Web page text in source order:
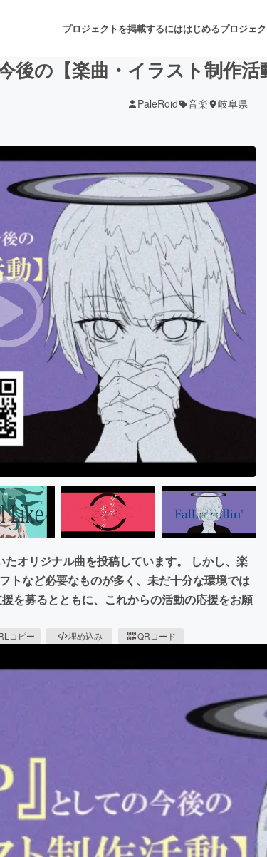
プロジェクトを掲載するにははじめるプロジェ
音楽 舞台・
ゲーム・サービス開発
書籍・雑誌出版
チャレンジ ビュー
CAMPFIRE for Social GoodCAMPFIRE
CAMPFIREふるさと納税machi-ya
後の【楽曲・イラスト制作
PaleRoid 音楽 岐阜県
オリジナル曲を投稿しています。 しかし、楽
トなど必要なものが多く、未だ十分な環境では
を募るとともに、これからの活動の応援をお願
コピー 埋め込み QRコード